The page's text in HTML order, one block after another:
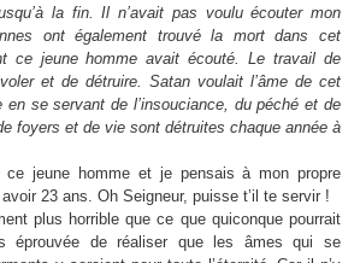
la fin. Il n’avait pas voulu écouter mon
ont également trouvé la mort dans cet
ce jeune homme avait écouté. Le travail de
et de détruire. Satan voulait l’âme de cet
en se servant de l’insouciance, du péché et de
foyers et de vie sont détruites chaque année à
ce jeune homme et je pensais à mon propre
23 ans. Oh Seigneur, puisse t’il te servir !
plus horrible que ce que quiconque pourrait
éprouvée de réaliser que les âmes qui se